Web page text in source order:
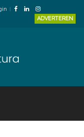
ADVERTEREN